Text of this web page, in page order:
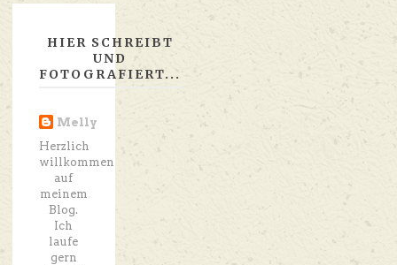
HIER SCHREIBT
UND
FOTOGRAFIERT...
Melly
Herzlich
willkommen
auf
meinem
Blog.
Ich
laufe
gern